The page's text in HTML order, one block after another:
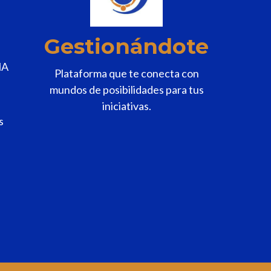
Gestionándote
Plataforma que te conecta con
mundos de posibilidades para tus
iniciativas.